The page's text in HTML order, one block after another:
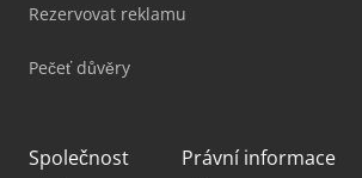
Rezervovat reklamu
Pečeť důvěry
Společnost Právní informace